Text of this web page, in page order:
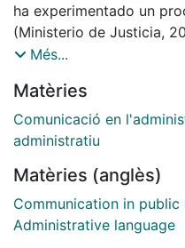
ha experimentado un
(Ministerio de Justicia,
2021; Poblete Olmedo,
las comunicaciones
manera inteligible,
profe sionales
técnica.
Més...
Matèries
Comunicació en
administratiu
Matèries (anglès)
Communication in
Administrative language